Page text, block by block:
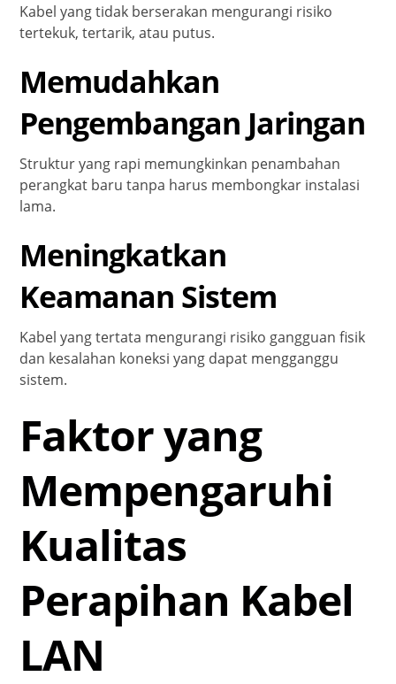
Kabel yang tidak berserakan mengurangi risiko
tertekuk, tertarik, atau putus.
Memudahkan
Pengembangan Jaringan
Struktur yang rapi memungkinkan penambahan
perangkat baru tanpa harus membongkar instalasi
lama.
Meningkatkan
Keamanan Sistem
Kabel yang tertata mengurangi risiko gangguan fisik
dan kesalahan koneksi yang dapat mengganggu
sistem.
Faktor yang
Mempengaruhi
Kualitas
Perapihan Kabel
LAN